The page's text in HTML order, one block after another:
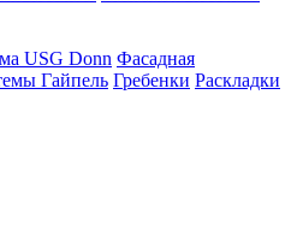
USG Donn Фасадная
Гайпель Гребенки Раскладки